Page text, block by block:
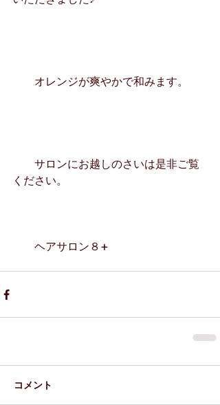
オレンジが爽やかで和みます。
サロンにお越しのさいは是非ご覧
ください。
ヘアサロン８+
コメント